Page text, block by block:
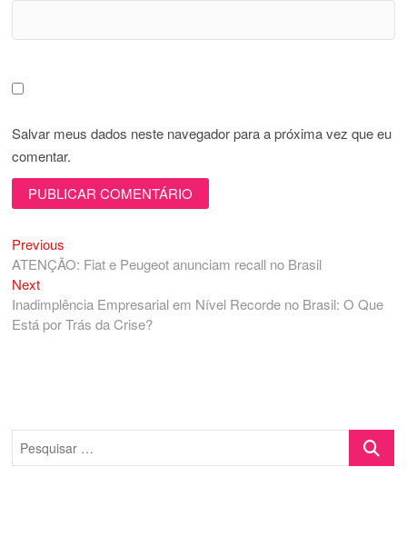
Salvar meus dados neste navegador para a próxima vez que eu
comentar.
Navegação
de
Post
Previous
post:
ATENÇÃO: Fiat e Peugeot anunciam recall no Brasil
NextNext
post:
Inadimplência Empresarial em Nível Recorde no Brasil: O Que
Está por Trás da Crise?